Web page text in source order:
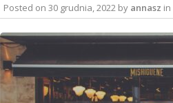
Posted on 30 grudnia, 2022 by annasz in